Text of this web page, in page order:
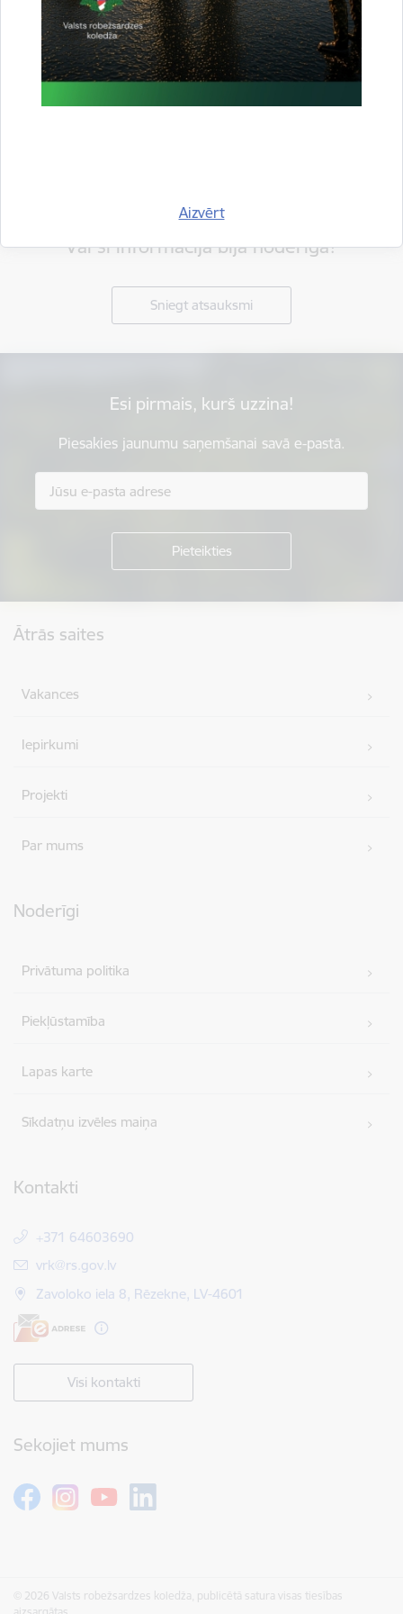
Aizvērt
Vai šī informācija bija noderīga?
Sniegt atsauksmi
Esi pirmais, kurš uzzina!
Piesakies jaunumu saņemšanai savā e-pastā.
Ātrās saites
Vakances
Iepirkumi
Projekti
Par mums
Noderīgi
Privātuma politika
Piekļūstamība
Lapas karte
Sīkdatņu izvēles maiņa
Kontakti
+371 64603690
E-pasts:
vrk@rs.gov.lv
Zavoloko iela 8, Rēzekne, LV-4601
Visi kontakti
Sekojiet mums
© 2026 Valsts robežsardzes koledža, publicētā satura visas tiesības